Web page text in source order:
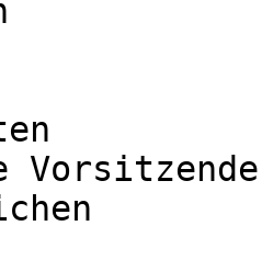
Vorsitzende